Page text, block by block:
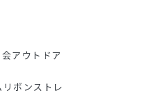
アウトドア
ボンストレ